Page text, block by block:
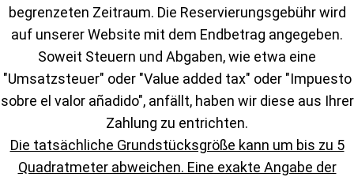
begrenzeten Zeitraum. Die Reservierungsgebühr wird
auf unserer Website mit dem Endbetrag angegeben.
Soweit Steuern und Abgaben, wie etwa eine
"Umsatzsteuer" oder "Value added tax" oder "Impuesto
sobre el valor añadido", anfällt, haben wir diese aus Ihrer
Zahlung zu entrichten.
Die tatsächliche Grundstücksgröße kann um bis zu 5
Quadratmeter abweichen. Eine exakte Angabe der